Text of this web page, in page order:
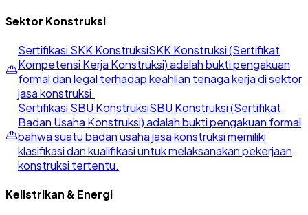
Sektor Konstruksi
Sertifikasi SKK KonstruksiSKK Konstruksi (Sertifikat
Kompetensi Kerja Konstruksi) adalah bukti pengakuan
formal dan legal terhadap keahlian tenaga kerja di sektor
jasa konstruksi.
Sertifikasi SBU KonstruksiSBU Konstruksi (Sertifikat
Badan Usaha Konstruksi) adalah bukti pengakuan formal
bahwa suatu badan usaha jasa konstruksi memiliki
klasifikasi dan kualifikasi untuk melaksanakan pekerjaan
konstruksi tertentu.
Kelistrikan & Energi